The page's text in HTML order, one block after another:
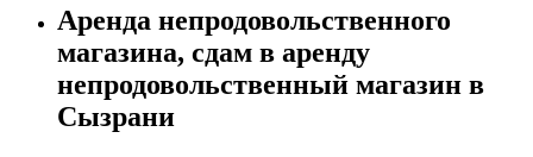
Аренда непродовольственного
магазина, сдам в аренду
непродовольственный магазин в
Сызрани